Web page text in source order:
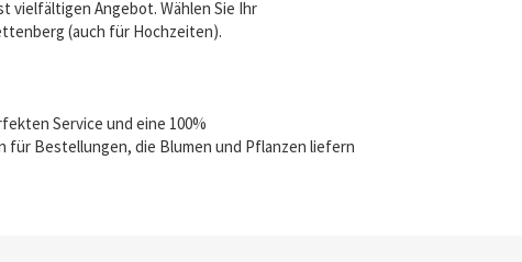
vielfältigen Angebot. Wählen Sie Ihr
(auch für Hochzeiten).
Service und eine 100%
Bestellungen, die Blumen und Pflanzen liefern